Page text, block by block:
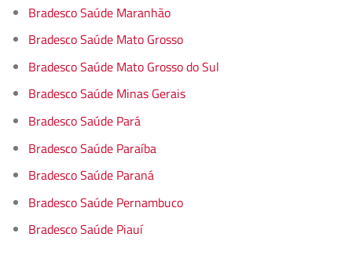
Bradesco Saúde Maranhão
Bradesco Saúde Mato Grosso
Bradesco Saúde Mato Grosso do Sul
Bradesco Saúde Minas Gerais
Bradesco Saúde Pará
Bradesco Saúde Paraíba
Bradesco Saúde Paraná
Bradesco Saúde Pernambuco
Bradesco Saúde Piauí